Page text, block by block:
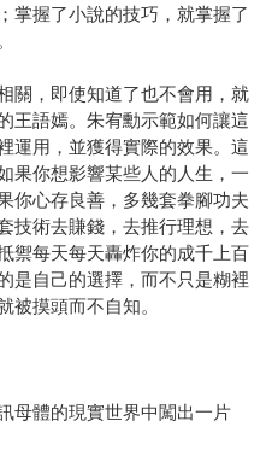
掌握了小說的技巧，就掌握了
關，即使知道了也不會用，就
王語嫣。朱宥勳示範如何讓這
運用，並獲得實際的效果。這
果你想影響某些人的人生，一
你心存良善，多幾套拳腳功夫
技術去賺錢，去推行理想，去
禦每天每天轟炸你的成千上百
是自己的選擇，而不只是糊裡
被摸頭而不自知。
母體的現實世界中闖出一片